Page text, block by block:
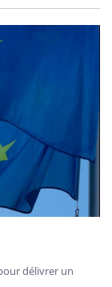
délivrer un